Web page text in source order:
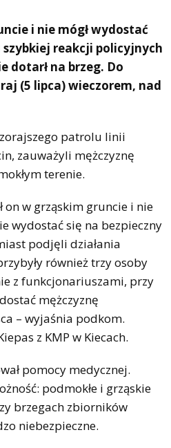
i nie mógł wydostać
reakcji policyjnych
dotarł na brzeg. Do
(5 lipca) wieczorem, nad
patrolu linii
zauważyli mężczyznę
terenie.
on w grząskim gruncie i nie
wydostać się na bezpieczny
podjęli działania
również trzy osoby
z funkcjonariuszami, przy
mężczyznę
– wyjaśnia podkom.
z KMP w Kiecach.
pomocy medycznej.
podmokłe i grząskie
brzegach zbiorników
niebezpieczne.